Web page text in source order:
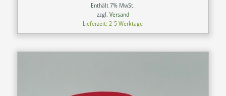
Enthält 7% MwSt.
zzgl. Versand
Lieferzeit: 2-5 Werktage